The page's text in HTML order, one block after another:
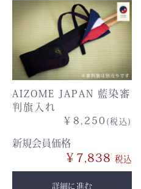
AIZOME JAPAN 藍染審
判旗入れ
￥8,250 (税込)
新規会員価格
￥7,838
詳細に進む